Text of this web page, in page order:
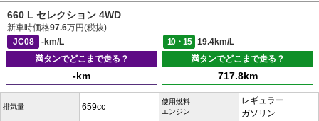
660 L セレクション 4WD
新車時価格97.6万円(税抜)
JC08
-km/L 10・15
19.4km/L
満タンでどこまで走る？
-km
満タンでどこまで走る？
717.8km
排気量 659cc
使用燃料
エンジン
レギュラー
ガソリン